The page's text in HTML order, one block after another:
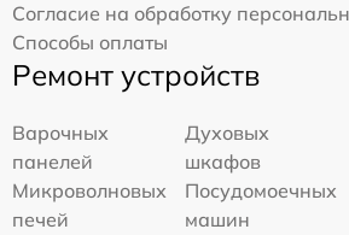
Согласие на обработку
Способы оплаты
Ремонт устройств
Варочных
панелей
Духовых
шкафов
Микроволновых
печей
Посудомоечных
машин